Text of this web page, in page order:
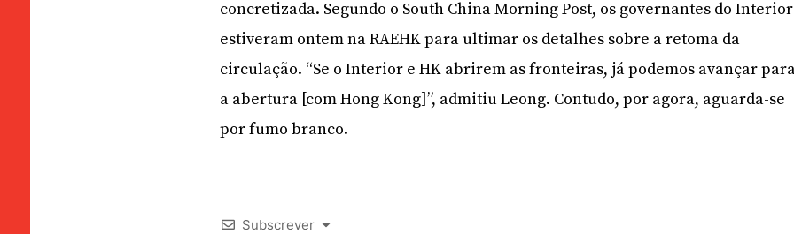
concretizada. Segundo o South China Morning Post, os governantes do Interior
estiveram ontem na RAEHK para ultimar os detalhes sobre a retoma da
circulação. “Se o Interior e HK abrirem as fronteiras, já podemos avançar
a abertura [com Hong Kong]”, admitiu Leong. Contudo, por agora, aguarda-se
por fumo branco.
Subscrever